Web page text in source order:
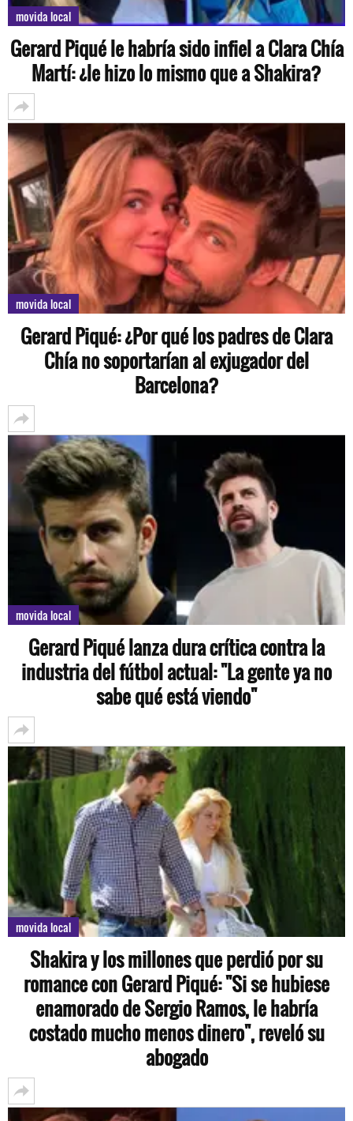
movida local
Gerard Piqué le habría sido infiel a Clara Chía
Martí: ¿le hizo lo mismo que a Shakira?
movida local
Gerard Piqué: ¿Por qué los padres de Clara
Chía no soportarían al exjugador del
Barcelona?
movida local
Gerard Piqué lanza dura crítica contra la
industria del fútbol actual: "La gente ya no
sabe qué está viendo"
movida local
Shakira y los millones que perdió por su
romance con Gerard Piqué: "Si se hubiese
enamorado de Sergio Ramos, le habría
costado mucho menos dinero", reveló su
abogado